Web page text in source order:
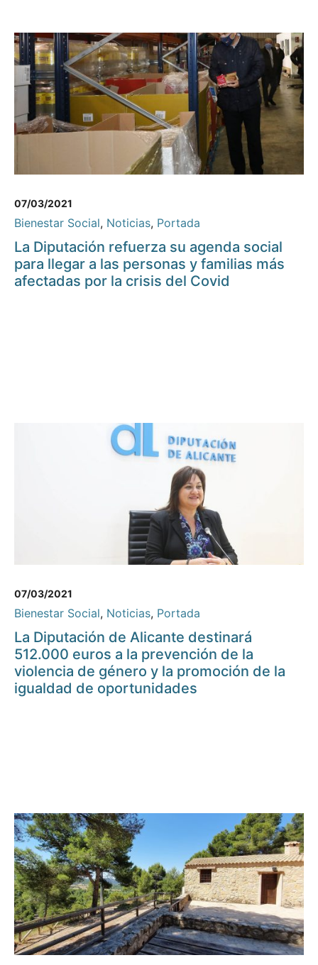
07/03/2021
Bienestar Social, Noticias, Portada
La Diputación refuerza su agenda social
para llegar a las personas y familias más
afectadas por la crisis del Covid
07/03/2021
Bienestar Social, Noticias, Portada
La Diputación de Alicante destinará
512.000 euros a la prevención de la
violencia de género y la promoción de la
igualdad de oportunidades